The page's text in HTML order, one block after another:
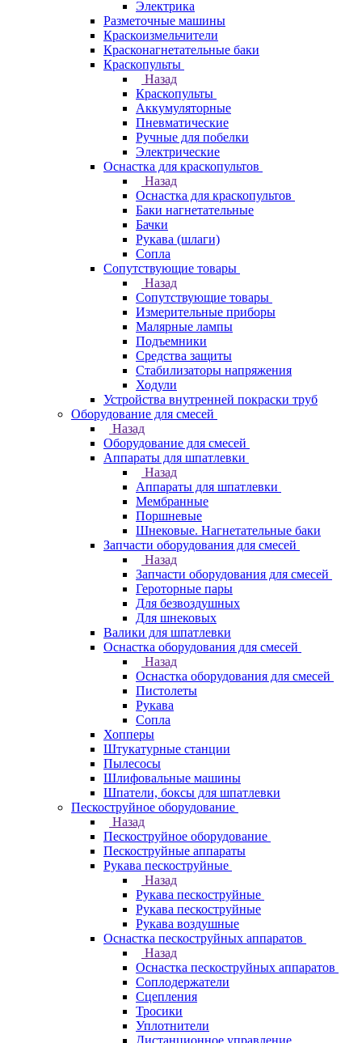
Электрика
Разметочные машины
Краскоизмельчители
Красконагнетательные баки
Краскопульты
Назад
Краскопульты
Аккумуляторные
Пневматические
Ручные для побелки
Электрические
Оснастка для краскопультов
Назад
Оснастка для краскопультов
Баки нагнетательные
Бачки
Рукава (шлаги)
Сопла
Сопутствующие товары
Назад
Сопутствующие товары
Измерительные приборы
Малярные лампы
Подъемники
Средства защиты
Стабилизаторы напряжения
Ходули
Устройства внутренней покраски труб
Оборудование для смесей
Назад
Оборудование для смесей
Аппараты для шпатлевки
Назад
Аппараты для шпатлевки
Мембранные
Поршневые
Шнековые. Нагнетательные баки
Запчасти оборудования для смесей
Назад
Запчасти оборудования для смесей
Героторные пары
Для безвоздушных
Для шнековых
Валики для шпатлевки
Оснастка оборудования для смесей
Назад
Оснастка оборудования для смесей
Пистолеты
Рукава
Сопла
Хопперы
Штукатурные станции
Пылесосы
Шлифовальные машины
Шпатели, боксы для шпатлевки
Пескоструйное оборудование
Назад
Пескоструйное оборудование
Пескоструйные аппараты
Рукава пескоструйные
Назад
Рукава пескоструйные
Рукава пескоструйные
Рукава воздушные
Оснастка пескоструйных аппаратов
Назад
Оснастка пескоструйных аппаратов
Соплодержатели
Сцепления
Тросики
Уплотнители
Дистанционное управление